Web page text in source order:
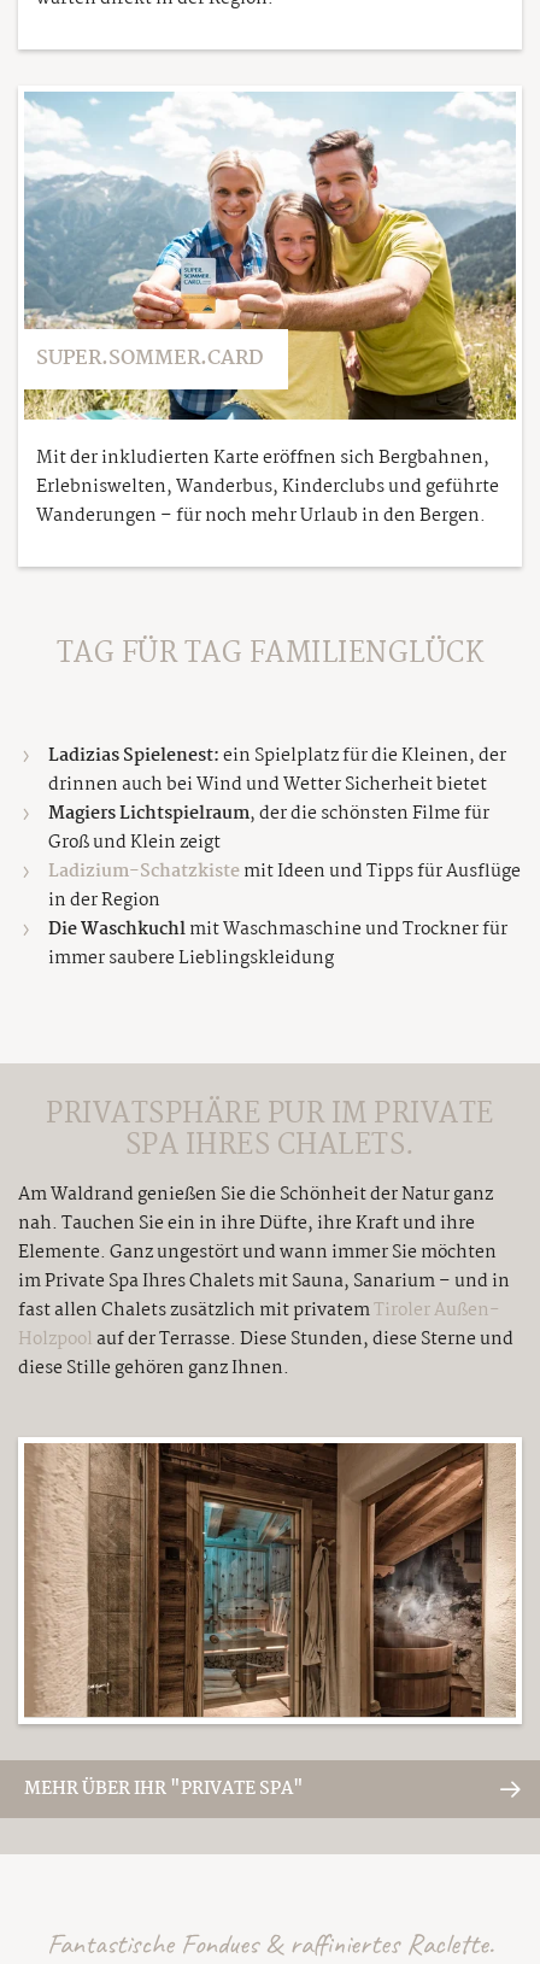
SUPER.SOMMER.CARD
Mit der inkludierten Karte eröffnen sich Bergbahnen,
Erlebniswelten, Wanderbus, Kinderclubs und geführte
Wanderungen – für noch mehr Urlaub in den Bergen.
TAG FÜR TAG FAMILIENGLÜCK
Ladizias Spielenest:ein Spielplatz für die Kleinen, der
drinnen auch bei Wind und Wetter Sicherheit bietet
Magiers Lichtspielraum, der die schönsten Filme für
Groß und Klein zeigt
Ladizium-Schatzkistemit Ideen und Tipps für Ausflüge
in der Region
Die Waschkuchlmit Waschmaschine und Trockner für
immer saubere Lieblingskleidung
PRIVATSPHÄRE PUR IM PRIVATE
SPA IHRES CHALETS.
Am Waldrand genießen Sie die Schönheit der Natur ganz
nah. Tauchen Sie ein in ihre Düfte, ihre Kraft und ihre
Elemente. Ganz ungestört und wann immer Sie möchten
im Private Spa Ihres Chalets mit Sauna, Sanarium – und in
fast allen Chalets zusätzlich mit privatemTiroler Außen-
Holzpoolauf der Terrasse. Diese Stunden, diese Sterne und
diese Stille gehören ganz Ihnen.
MEHR ÜBER IHR "PRIVATE SPA"
Fantastische Fondues & raffiniertes Raclette.